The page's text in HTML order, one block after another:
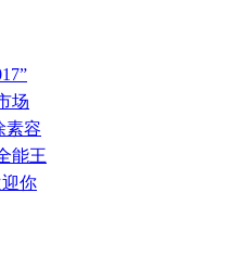
场
素容
能王
你